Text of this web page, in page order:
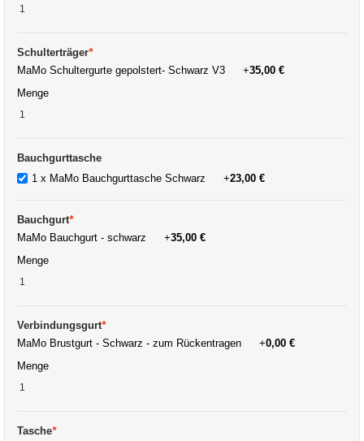
Schulterträger*
MaMo Schultergurte gepolstert- Schwarz V3
+35,00 €
Menge
Bauchgurttasche
1 x MaMo Bauchgurttasche Schwarz
+23,00 €
Bauchgurt*
MaMo Bauchgurt - schwarz
+35,00 €
Menge
Verbindungsgurt*
MaMo Brustgurt - Schwarz - zum Rückentragen
+0,00 €
Menge
Tasche*